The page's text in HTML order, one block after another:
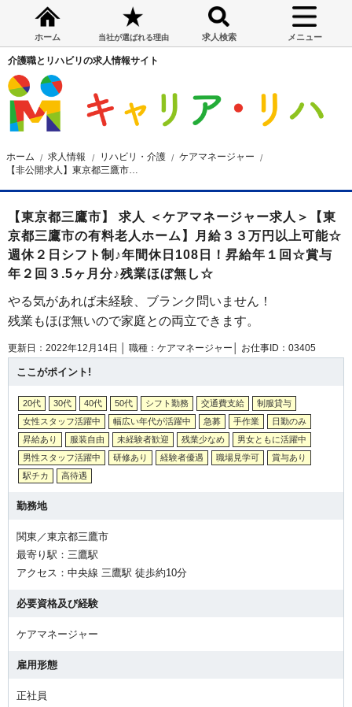
ホーム 当社が選ばれる理由 求人検索 メニュー
介護職とリハビリの求人情報サイト
ホーム 求人情報 リハビリ・介護
ケアマネージャー
【東京都三鷹市】 求人 ＜ケアマネージャー求人＞【東
京都三鷹市の有料老人ホーム】月給３３万円以上可能☆
週休２日シフト制♪年間休日108日！昇給年１回☆賞与
年２回３.5ヶ月分♪残業ほぼ無し☆
やる気があれば未経験、ブランク問いません！
残業もほぼ無いので家庭との両立できます。
更新日：2022年12月14日 │ 職種：ケアマネージャー│ お仕事ID：03405
ここがポイント!
20代 30代 40代 50代 シフト勤務 交通費支給
制服貸与
女性スタッフ活躍中
幅広い年代が活躍中 急募 手作業
日勤のみ
昇給あり
服装自由 未経験者歓迎 残業少なめ
男女ともに活躍中
男性スタッフ活躍中
研修あり 経験者優遇 職場見学可
賞与あり
駅チカ
高待遇
勤務地
関東／東京都三鷹市
最寄り駅：三鷹駅
アクセス：中央線 三鷹駅 徒歩約10分
必要資格及び経験
ケアマネージャー
雇用形態
正社員